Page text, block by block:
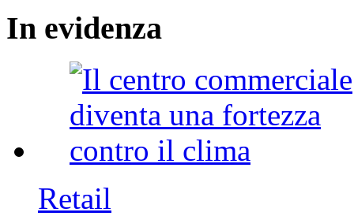
In evidenza
Retail